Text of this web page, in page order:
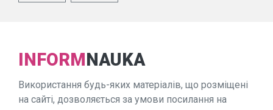
INFORMNAUKA
Використання будь-яких матеріалів, що розміщені
на сайті, дозволяється за умови посилання на